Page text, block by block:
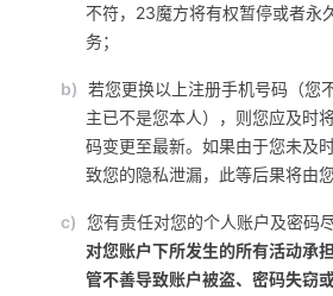
不符，23魔方将有权暂停或者永
务；
b) 若您更换以上注册手机号码（您
主已不是您本人），则您应及时
码变更至最新。如果由于您未及
致您的隐私泄漏，此等后果将由您
c) 您有责任对您的个人账户及密码
对您账户下所发生的所有活动承
管不善导致账户被盗、密码失窃